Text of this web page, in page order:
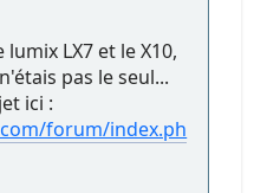
LX7 et le X10,
pas le seul...
ici :
forum/index.ph